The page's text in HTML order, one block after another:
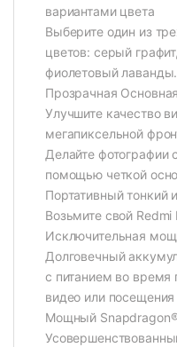
вариантами цвета
Выберите один из
цветов: серый
фиолетовый лаванды.
Прозрачная
Улучшите качество
мегапиксельной
Делайте
помощью четкой
Портативный тонкий
Возьмите свой Redmi
Исключительная
Долговечный
с питанием во время
видео или
Мощный